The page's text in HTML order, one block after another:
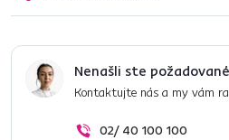
Nenašli ste
Kontaktujte nás a my vám
02/ 40 100 100